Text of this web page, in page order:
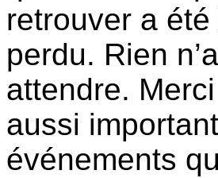
retrouver a
perdu. Rien
attendre.
aussi
événements